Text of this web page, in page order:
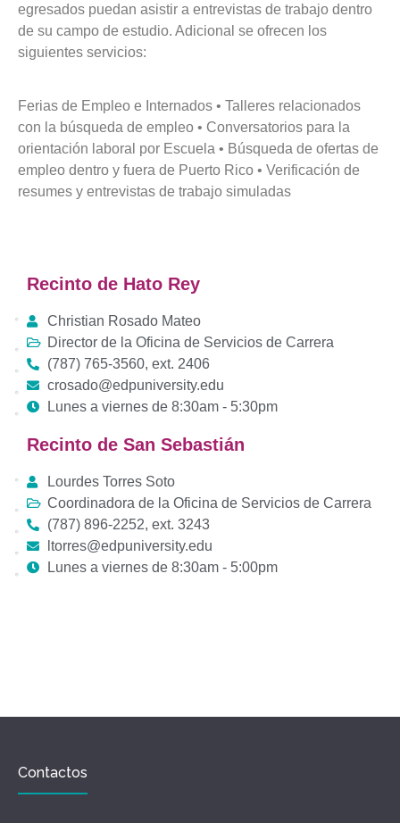
egresados puedan asistir a entrevistas de trabajo dentro
de su campo de estudio. Adicional se ofrecen los
siguientes servicios:
Ferias de Empleo e Internados • Talleres relacionados
con la búsqueda de empleo • Conversatorios para la
orientación laboral por Escuela • Búsqueda de ofertas de
empleo dentro y fuera de Puerto Rico • Verificación de
resumes y entrevistas de trabajo simuladas
Recinto de Hato Rey
Christian Rosado Mateo
Director de la Oficina de Servicios de Carrera
(787) 765-3560, ext. 2406
crosado@edpuniversity.edu
Lunes a viernes de 8:30am - 5:30pm
Recinto de San Sebastián
Lourdes Torres Soto
Coordinadora de la Oficina de Servicios de Carrera
(787) 896-2252, ext. 3243
ltorres@edpuniversity.edu
Lunes a viernes de 8:30am - 5:00pm
Contactos